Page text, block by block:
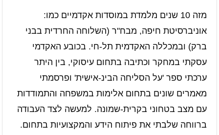
מזה 10 שנים מלמדת במוסדות אקדמיים כמו:
אוניברסיטת חיפה, מבח"ר (השלוחה החרדית בבני
ברק) ובמכללה האקדמית תל-חי. בכובע האקדמי
עסקתי במחקר וכתיבה בתחום עיסוקי, בין היתר
ערכתי ספר 'על הסליחה הבינ-אישית' ופרסמתי
מאמרים שונים בתחום אלימות במשפחה והתמודדות
עם מצב בטחוני בקרית-שמונה. למעשה לצד העבודה
ברווחה שלבתי את פיתוח הידע והמקצועיות בתחום.